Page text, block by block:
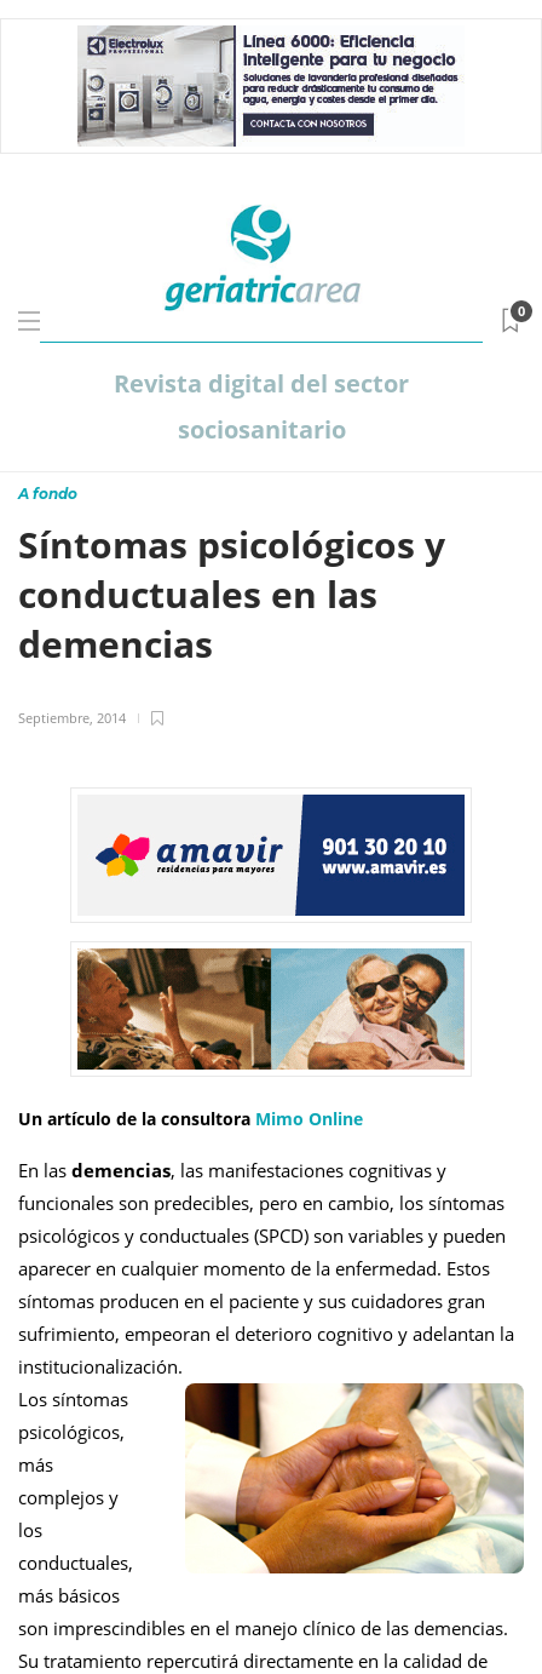
Revista digital del sector
sociosanitario
0
A fondo
Síntomas psicológicos y
conductuales en las
demencias
Septiembre, 2014
Un artículo de la consultora Mimo Online
En las demencias, las manifestaciones cognitivas y
funcionales son predecibles, pero en cambio, los síntomas
psicológicos y conductuales (SPCD) son variables y pueden
aparecer en cualquier momento de la enfermedad. Estos
síntomas producen en el paciente y sus cuidadores gran
sufrimiento, empeoran el deterioro cognitivo y adelantan la
institucionalización.
Los síntomas
psicológicos,
más
complejos y
los
conductuales,
más básicos
son imprescindibles en el manejo clínico de las demencias.
Su tratamiento repercutirá directamente en la calidad de